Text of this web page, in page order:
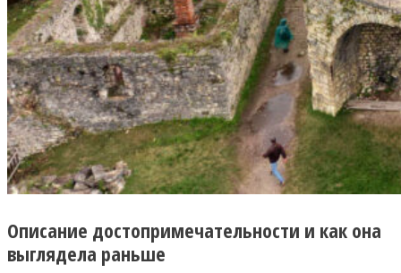
Описание достопримечательности и как она
выглядела раньше